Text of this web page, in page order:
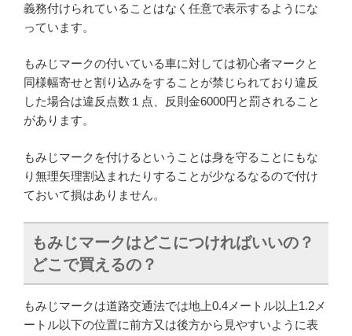
義務付けられていることはなく任意で表示するようにな
っています。
もみじマークの付いている車に対しては初心者マークと
同様幅寄せと割り込みをすることが禁じられており違反
した場合は違反点数１点、反則金6000円と罰されること
があります。
もみじマークを付けるということは身を守ることにもな
り無理矢理割込まれたりすることが少なるなるので付け
ておいて損はありません。
もみじマークはどこにつければいいの？
どこで買えるの？
もみじマークは道路交通法では地上0.4メートル以上1.2メ
ートル以下の位置に前方又は後方から見やすいように表